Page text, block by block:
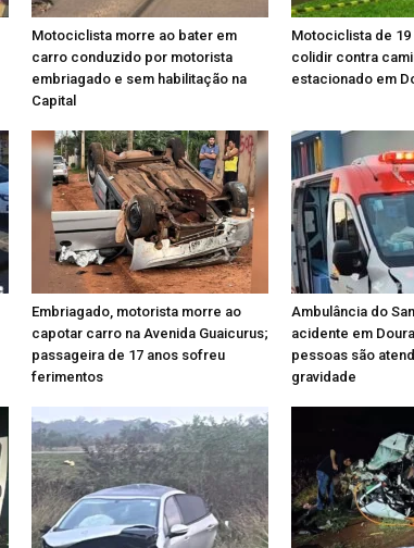
Motociclista morre ao bater em
carro conduzido por motorista
embriagado e sem habilitação na
Capital
Motociclista de
colidir contra
estacionado em
Embriagado, motorista morre ao
capotar carro na Avenida Guaicurus;
passageira de 17 anos sofreu
ferimentos
Ambulância do
acidente em
pessoas são
gravidade